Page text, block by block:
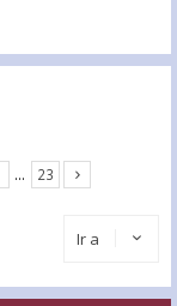
… 23
Ir a